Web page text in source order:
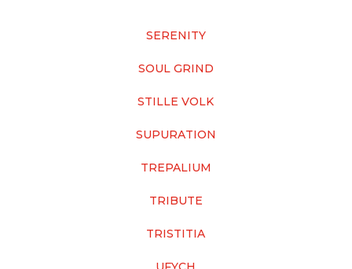
SERENITY
SOUL GRIND
STILLE VOLK
SUPURATION
TREPALIUM
TRIBUTE
TRISTITIA